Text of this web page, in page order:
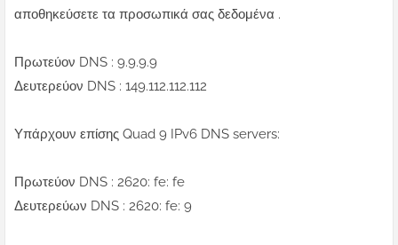
αποθηκεύσετε τα προσωπικά σας δεδομένα .
Πρωτεύον DNS : 9.9.9.9
Δευτερεύον DNS : 149.112.112.112
Υπάρχουν επίσης Quad 9 IPv6 DNS servers:
Πρωτεύον DNS : 2620: fe: fe
Δευτερεύων DNS : 2620: fe: 9